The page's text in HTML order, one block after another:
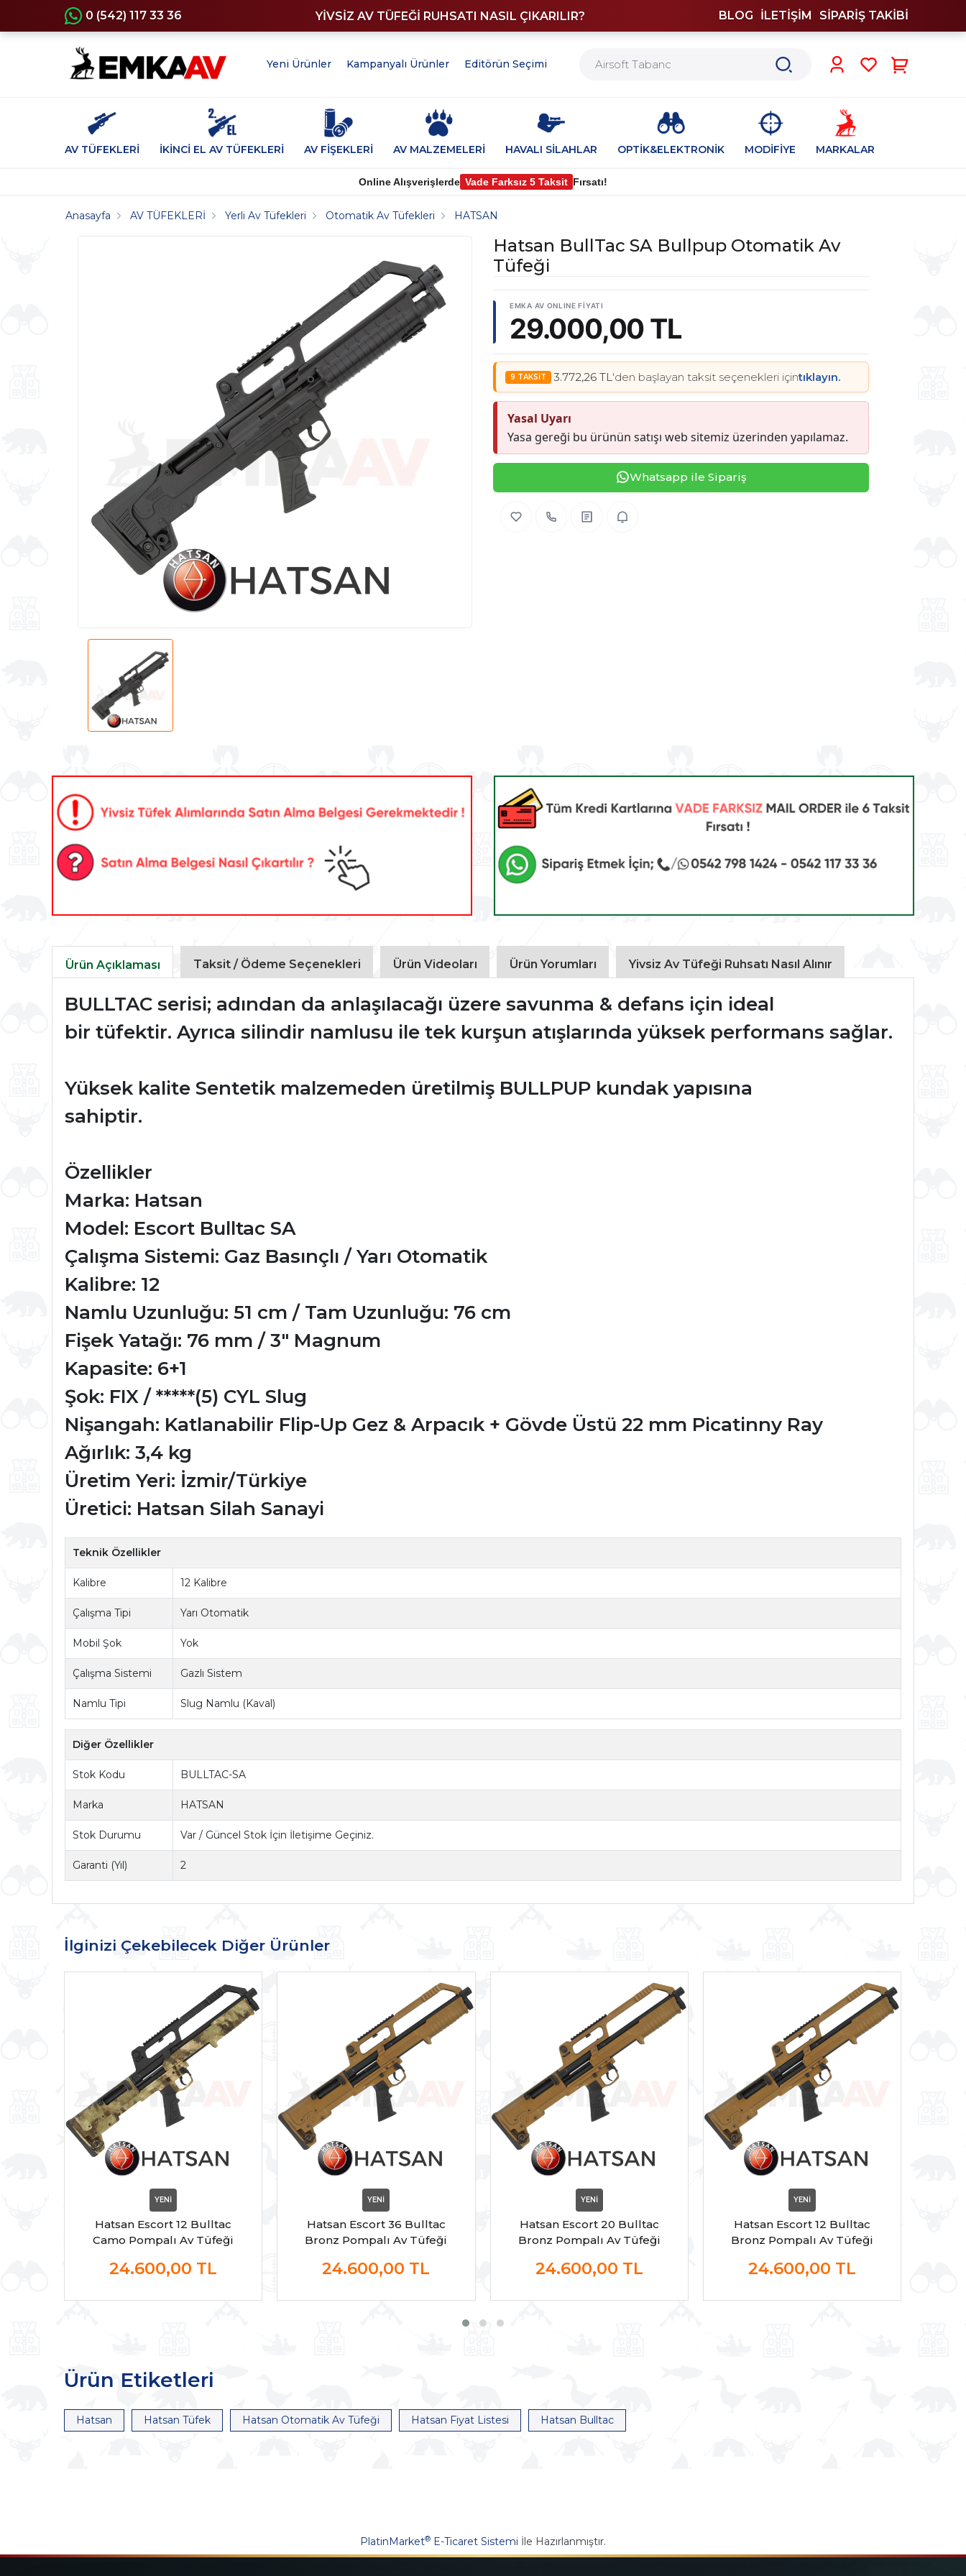
0 (542) 117 33 36 YİVSİZ AV TÜFEĞİ RUHSATI NASIL ÇIKARILIR? BLOG İLETİŞİM SİPARİŞ TAKİBİ
Yeni Ürünler Kampanyalı Ürünler Editörün Seçimi
AV TÜFEKLERİ İKİNCİ EL AV TÜFEKLERİ AV FİŞEKLERİ AV MALZEMELERİ HAVALI SİLAHLAR OPTİK&ELEKTRONİK MODİFİYE MARKALAR
Online Alışverişlerde Vade Farksız 5 Taksit Fırsatı!
Anasayfa AV TÜFEKLERİ Yerli Av Tüfekleri Otomatik Av Tüfekleri HATSAN
Hatsan BullTac SA Bullpup Otomatik Av
Tüfeği
29.000,00 TL
3.772,26 TL'den başlayan taksit seçenekleri içintıklayın.
Yasal Uyarı
Yasa gereği bu ürünün satışı web sitemiz üzerinden yapılamaz.
Whatsapp ile Sipariş
Ürün Açıklaması Taksit / Ödeme Seçenekleri Ürün Videoları Ürün Yorumları Yivsiz Av Tüfeği Ruhsatı Nasıl Alınır
BULLTAC serisi; adından da anlaşılacağı üzere savunma & defans için ideal
bir tüfektir. Ayrıca silindir namlusu ile tek kurşun atışlarında yüksek performans sağlar.
Yüksek kalite Sentetik malzemeden üretilmiş BULLPUP kundak yapısına
sahiptir.
Özellikler
Marka: Hatsan
Model: Escort Bulltac SA
Çalışma Sistemi: Gaz Basınçlı / Yarı Otomatik
Kalibre: 12
Namlu Uzunluğu: 51 cm / Tam Uzunluğu: 76 cm
Fişek Yatağı: 76 mm / 3" Magnum
Kapasite: 6+1
Şok: FIX / *****(5) CYL Slug
Nişangah: Katlanabilir Flip-Up Gez & Arpacık + Gövde Üstü 22 mm Picatinny Ray
Ağırlık: 3,4 kg
Üretim Yeri: İzmir/Türkiye
Üretici: Hatsan Silah Sanayi
Teknik Özellikler
Kalibre 12 Kalibre
Çalışma Tipi Yarı Otomatik
Mobil Şok Yok
Çalışma Sistemi Gazlı Sistem
Namlu Tipi Slug Namlu (Kaval)
Diğer Özellikler
Stok Kodu BULLTAC-SA
Marka HATSAN
Stok Durumu Var / Güncel Stok İçin İletişime Geçiniz.
Garanti (Yıl) 2
İlginizi Çekebilecek Diğer Ürünler
YENİ
Hatsan Escort 12 Bulltac
Camo Pompalı Av Tüfeği
24.600,00 TL
YENİ
Hatsan Escort 36 Bulltac
Bronz Pompalı Av Tüfeği
24.600,00 TL
YENİ
Hatsan Escort 20 Bulltac
Bronz Pompalı Av Tüfeği
24.600,00 TL
YENİ
Hatsan Escort 12 Bulltac
Bronz Pompalı Av Tüfeği
24.600,00 TL
Ürün Etiketleri
Hatsan Hatsan Tüfek Hatsan Otomatik Av Tüfeği Hatsan Fiyat Listesi Hatsan Bulltac
PlatinMarket® E-Ticaret Sistemi İle Hazırlanmıştır.